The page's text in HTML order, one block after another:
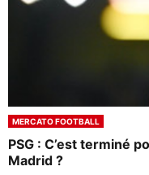
MERCATO FOOTBALL
PSG : C’est terminé
Madrid ?